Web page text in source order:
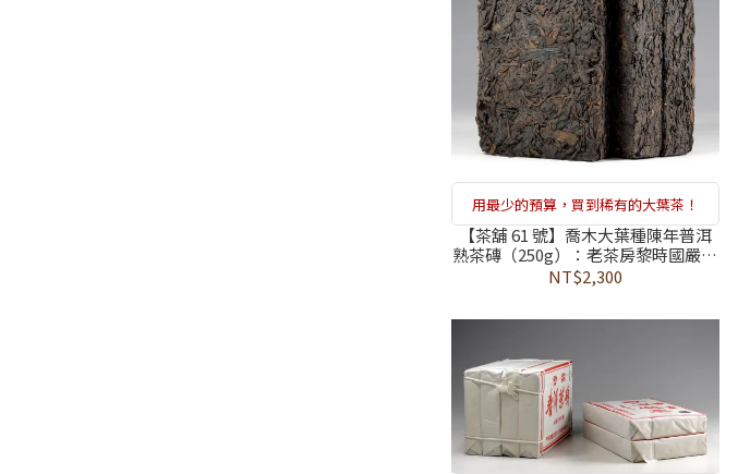
用最少的預算，買到稀有的大葉茶！
【茶舖 61 號】喬木大葉種陳年普洱
熟茶磚（250g）：老茶房黎時國嚴選
無紙裸磚、通過 374 項農藥檢測合
格、填補活力與滋補強身、健康維持
NT$2,300